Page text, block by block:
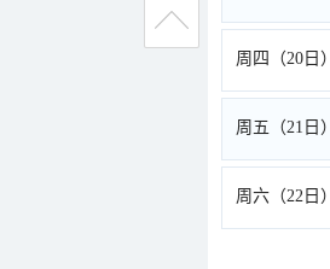
周四（20日）
周五（21日）
周六（22日）